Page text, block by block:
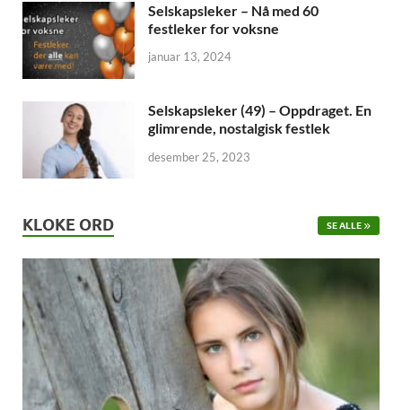
Selskapsleker – Nå med 60
festleker for voksne
januar 13, 2024
Selskapsleker (49) – Oppdraget. En
glimrende, nostalgisk festlek
desember 25, 2023
KLOKE ORD SE ALLE